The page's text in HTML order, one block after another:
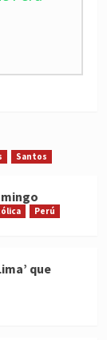
Santos
Perú
que